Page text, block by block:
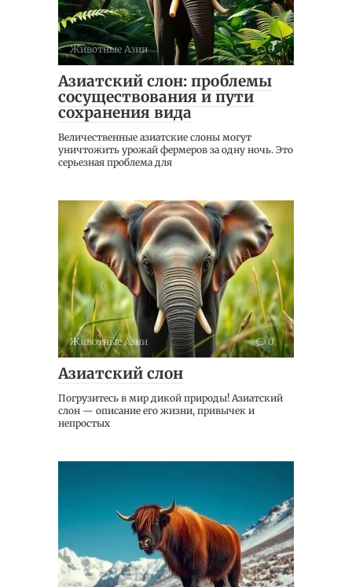
Животные Азии 0
Азиатский слон: проблемы
сосуществования и пути
сохранения вида
Величественные азиатские слоны могут
уничтожить урожай фермеров за одну ночь. Это
серьезная проблема для
Животные Азии 0
Азиатский слон
Погрузитесь в мир дикой природы! Азиатский
слон — описание его жизни, привычек и
непростых